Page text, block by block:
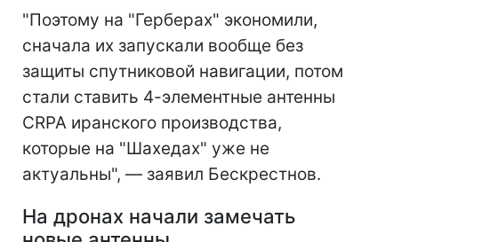
"Поэтому на "Герберах" экономили,
сначала их запускали вообще без
защиты спутниковой навигации, потом
стали ставить 4-элементные антенны
CRPA иранского производства,
которые на "Шахедах" уже не
актуальны", — заявил Бескрестнов.
На дронах начали замечать